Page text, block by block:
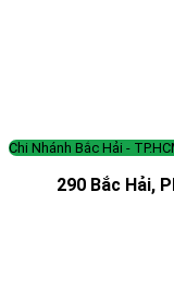
Chi Nhánh Bắc Hải -
290 Bắc Hải,